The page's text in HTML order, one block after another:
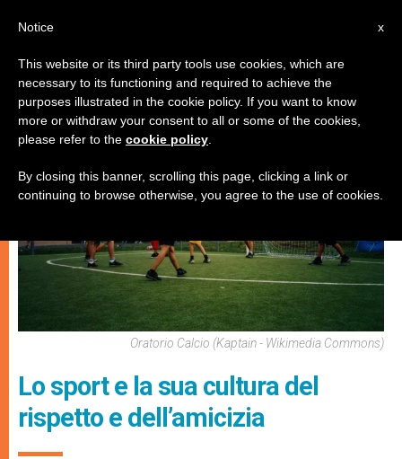
GIOVANI
Oratorio Calcio (Kaptain - Wikimedia Commons)
Lo sport e la sua cultura del
rispetto e dell’amicizia
x
Notice
This website or its third party tools use cookies, which are
necessary to its functioning and required to achieve the
purposes illustrated in the cookie policy. If you want to know
more or withdraw your consent to all or some of the cookies,
please refer to the cookie policy
By closing this banner, scrolling this page, clicking a link or
continuing to browse otherwise, you agree to the use of cookies.